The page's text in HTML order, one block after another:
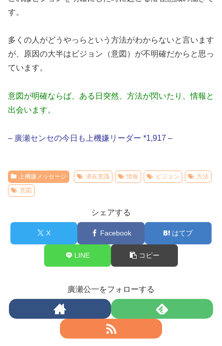
す。
多くの人がどうやっらという方法がわからないと言います
が、原因の大半はビジョン（意図）が不明確だからと思っ
ています。
意図が明確ならば、ある日突然、方法が閃いたり、情報と
出会います。
– 廣瀬センセの今日も上機嫌リーダー *1,917 –
上機嫌メッセージ 潜在意識 情報 ビジョン
方法
意図
シェアする
X Facebook はてブ
LINE コピー
廣瀬公一をフォローする